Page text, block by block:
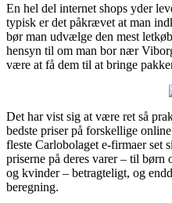
En hel del internet shops yder
typisk er det påkrævet at man
bør man udvælge den mest
hensyn til om man bor nær
være at få dem til at bringe
Det har vist sig at være ret så
bedste priser på forskellige
fleste Carlobolaget e-firmaer set
priserne på deres varer – til
og kvinder – betragteligt, og
beregning.